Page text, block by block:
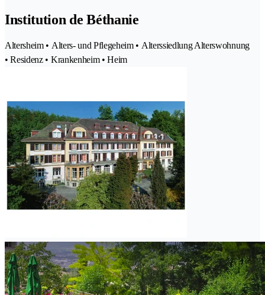
Institution de Béthanie
Altersheim • Alters- und Pflegeheim • Alterssiedlung Alterswohnung
• Residenz • Krankenheim • Heim